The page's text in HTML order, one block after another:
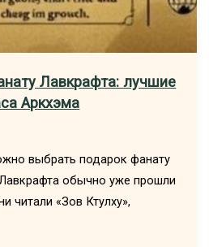
Лавкрафта: лучшие
Аркхэма
выбрать подарок фанату
обычно уже прошли
читали «Зов Ктулху»,